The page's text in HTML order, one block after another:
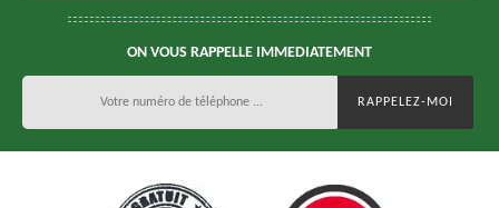
ON VOUS RAPPELLE IMMEDIATEMENT